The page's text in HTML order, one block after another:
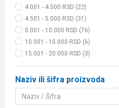
4.001 - 4.500 RSD (22)
4.501 - 5.000 RSD (31)
5.001 - 10.000 RSD (76)
10.001 - 15.000 RSD (6)
15.001 - 20.000 RSD (3)
Naziv ili šifra proizvoda